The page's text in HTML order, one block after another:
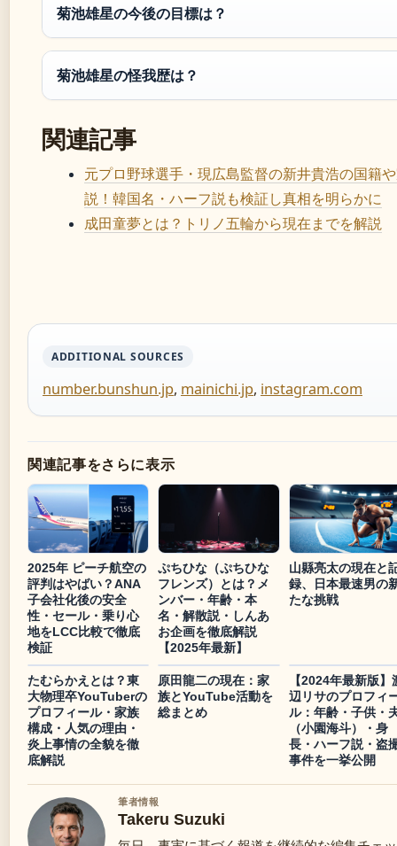
菊池雄星の今後の目標は？
菊池雄星の怪我歴は？
関連記事
元プロ野球選手・現広島監督の新井貴浩の国籍
説！韓国名・ハーフ説も検証し真相を明らかに
成田童夢とは？トリノ五輪から現在までを解説
ADDITIONAL SOURCES
number.bunshun.jp, mainichi.jp, instagram.com
関連記事をさらに表示
2025年 ピーチ航空の
評判はやばい？ANA
子会社化後の安全
性・セール・乗り心
地をLCC比較で徹底
検証
ぷちひな（ぷちひな
フレンズ）とは？メ
ンバー・年齢・本
名・解散説・しんあ
お企画を徹底解説
【2025年最新】
山縣亮太の現在と
録、日本最速男の
たな挑戦
たむらかえとは？東
大物理卒YouTuberの
プロフィール・家族
構成・人気の理由・
炎上事情の全貌を徹
底解説
原田龍二の現在：家
族とYouTube活動を
総まとめ
【2024年最新版】
辺リサのプロフィ
ル：年齢・子供・
（小園海斗）・身
長・ハーフ説・盗
事件を一挙公開
筆者情報
Takeru Suzuki